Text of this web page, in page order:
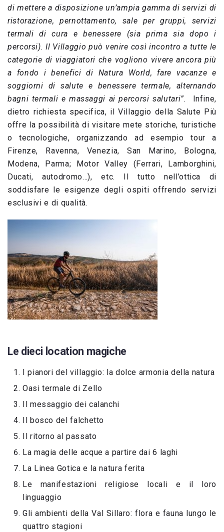
di mettere a disposizione un’ampia gamma di servizi di
ristorazione, pernottamento, sale per gruppi, servizi
termali di cura e benessere (sia prima sia dopo i
percorsi). Il Villaggio può venire così incontro a tutte le
categorie di viaggiatori che vogliono vivere ancora più
a fondo i benefici di Natura World, fare vacanze e
soggiorni di salute e benessere termale, alternando
bagni termali e massaggi ai percorsi salutari”.
Infine,
dietro richiesta specifica, il Villaggio della Salute Più
offre la possibilità di visitare mete storiche, turistiche
o tecnologiche, organizzando ad esempio tour a
Firenze, Ravenna, Venezia, San Marino, Bologna,
Modena, Parma; Motor Valley (Ferrari, Lamborghini,
Ducati, autodromo…), etc. Il tutto nell’ottica di
soddisfare le esigenze degli ospiti offrendo servizi
esclusivi e di qualità.
Le dieci location magiche
I pianori del villaggio: la dolce armonia della natura
Oasi termale di Zello
Il messaggio dei calanchi
Il bosco del falchetto
Il ritorno al passato
La magia delle acque a partire dai 6 laghi
La Linea Gotica e la natura ferita
Le manifestazioni religiose locali e il loro
linguaggio
Gli ambienti della Val Sillaro: flora e fauna lungo le
quattro stagioni